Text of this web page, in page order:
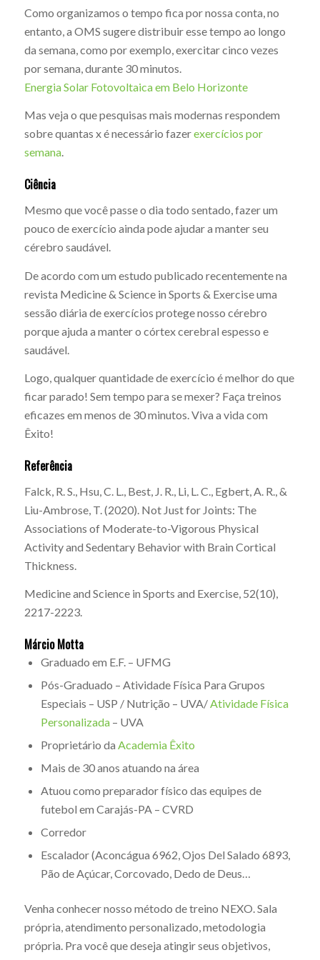
Como organizamos o tempo fica por nossa conta, no
entanto, a OMS sugere distribuir esse tempo ao longo
da semana, como por exemplo, exercitar cinco vezes
por semana, durante 30 minutos.
Energia Solar Fotovoltaica em Belo Horizonte
Mas veja o que pesquisas mais modernas respondem
sobre quantas x é necessário fazerexercícios por
semana.
Ciência
Mesmo que você passe o dia todo sentado, fazer um
pouco de exercício ainda pode ajudar a manter seu
cérebro saudável.
De acordo com um estudo publicado recentemente na
revista Medicine & Science in Sports & Exercise uma
sessão diária de exercícios protege nosso cérebro
porque ajuda a manter o córtex cerebral espesso e
saudável.
Logo, qualquer quantidade de exercício é melhor do que
ficar parado! Sem tempo para se mexer? Faça treinos
eficazes em menos de 30 minutos. Viva a vida com
Êxito!
Referência
Falck, R. S., Hsu, C. L., Best, J. R., Li, L. C., Egbert, A. R., &
Liu-Ambrose, T. (2020). Not Just for Joints: The
Associations of Moderate-to-Vigorous Physical
Activity and Sedentary Behavior with Brain Cortical
Thickness.
Medicine and Science in Sports and Exercise, 52(10),
2217-2223.
Márcio Motta
Graduado em E.F. – UFMG
Pós-Graduado – Atividade Física Para Grupos
Especiais – USP / Nutrição – UVA/Atividade Física
Personalizada– UVA
Proprietário da Academia Êxito
Mais de 30 anos atuando na área
Atuou como preparador físico das equipes de
futebol em Carajás-PA – CVRD
Corredor
Escalador (Aconcágua 6962, Ojos Del Salado 6893,
Pão de Açúcar, Corcovado, Dedo de Deus…
Venha conhecer nosso método de treino NEXO. Sala
própria, atendimento personalizado, metodologia
própria. Pra você que deseja atingir seus objetivos,